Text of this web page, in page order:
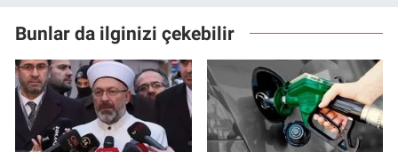
Bunlar da ilginizi çekebilir